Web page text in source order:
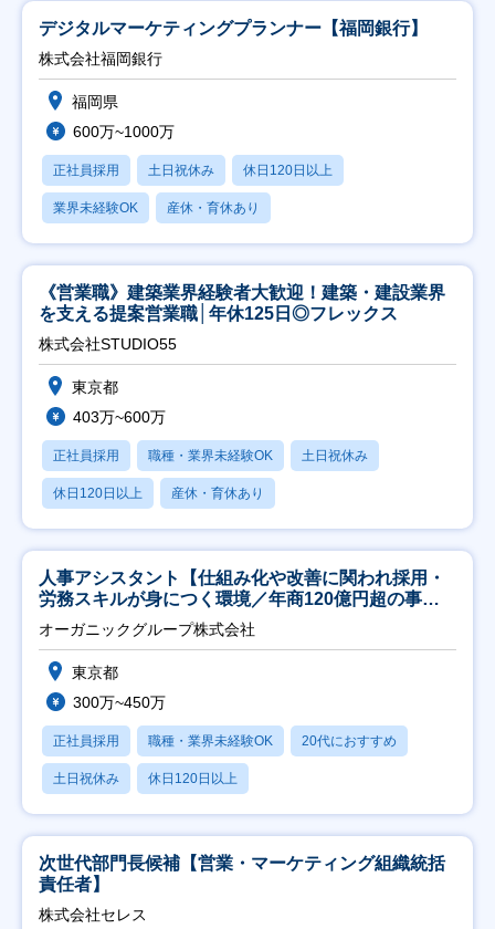
デジタルマーケティングプランナー【福岡銀行】
株式会社福岡銀行
福岡県
600万~1000万
正社員採用 土日祝休み 休日120日以上
業界未経験OK 産休・育休あり
《営業職》建築業界経験者大歓迎！建築・建設業界
を支える提案営業職│年休125日◎フレックス
株式会社STUDIO55
東京都
403万~600万
正社員採用 職種・業界未経験OK 土日祝休み
休日120日以上 産休・育休あり
人事アシスタント【仕組み化や改善に関われ採用・
労務スキルが身につく環境／年商120億円超の事業
会社】
オーガニックグループ株式会社
東京都
300万~450万
正社員採用 職種・業界未経験OK 20代におすすめ
土日祝休み 休日120日以上
次世代部門長候補【営業・マーケティング組織統括
責任者】
株式会社セレス